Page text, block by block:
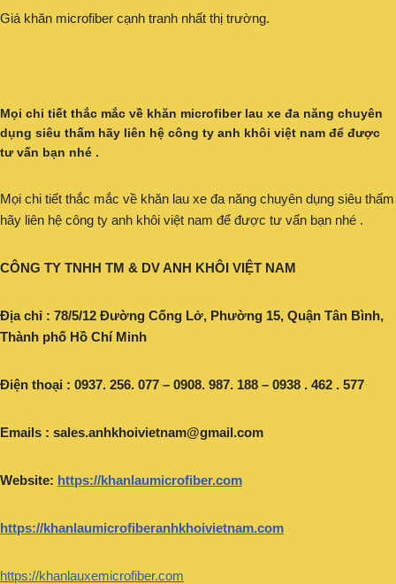
Giá khăn microfiber cạnh tranh nhất thị trường.
Mọi chi tiết thắc mắc về khăn microfiber lau xe đa năng chuyên
dụng siêu thấm hãy liên hệ công ty anh khôi việt nam để được
tư vấn bạn nhé .
Mọi chi tiết thắc mắc về khăn lau xe đa năng chuyên dụng siêu thấm
hãy liên hệ công ty anh khôi việt nam để được tư vấn bạn nhé .
CÔNG TY TNHH TM & DV ANH KHÔI VIỆT NAM
Địa chỉ : 78/5/12 Đường Cống Lở, Phường 15, Quận Tân Bình,
Thành phố Hồ Chí Minh
Điện thoại : 0937. 256. 077 – 0908. 987. 188 – 0938 . 462 . 577
Emails : sales.anhkhoivietnam@gmail.com
Website: https://khanlaumicrofiber.com
https://khanlaumicrofiberanhkhoivietnam.com
https://khanlauxemicrofiber.com